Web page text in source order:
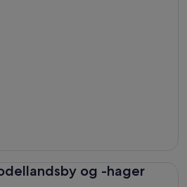
og -hager